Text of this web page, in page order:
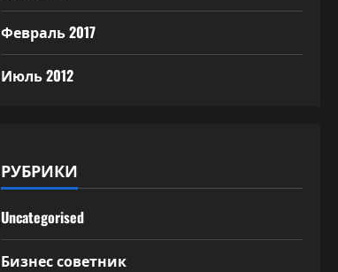
Февраль 2017
Июль 2012
РУБРИКИ
Uncategorised
Бизнес советник